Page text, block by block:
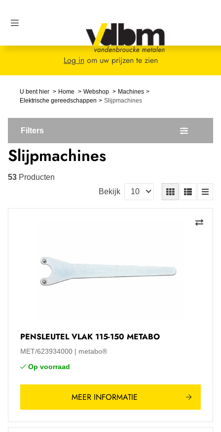
Log inom uw prijzen te zien
U bent hier Home Webshop
Machines
Elektrische gereedschappen
Slijpmachines
Filters
Slijpmachines
53 Producten
Bekijk
PENSLEUTEL VLAK 115-150 METABO
MET/623934000
metabo®
Op voorraad
MEER INFORMATIE